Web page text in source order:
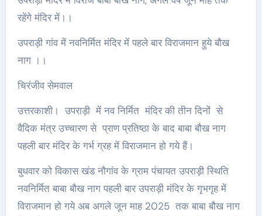
रहेंगे मंदिर में।।
उपराड़ी गांव में नवनिर्मित मंदिर में पहले बार विराजमान हुये बौख
नाग ।।
चिरंजीव सेमवाल
उत्तरकाशी। उपराड़ी में नव निर्मित मंदिर की तीन दिनों से
वैदिक मंत्र उच्चारण से प्राण प्रतिष्ठा के बाद बाबा बौख नाग
पहली बार मंदिर के गर्भ ग्रह में विराजमान हो गये हैं।
बुधवार को विकास खंड नौगांव के ग्राम पंचायत उपराड़ी स्थिति
नवनिर्मित बाबा बौख नाग पहली बार उपराड़ी मंदिर के गृभगृह में
विराजमान हो गये अब अगले जून माह 2025 तक बाबा बौख नाग